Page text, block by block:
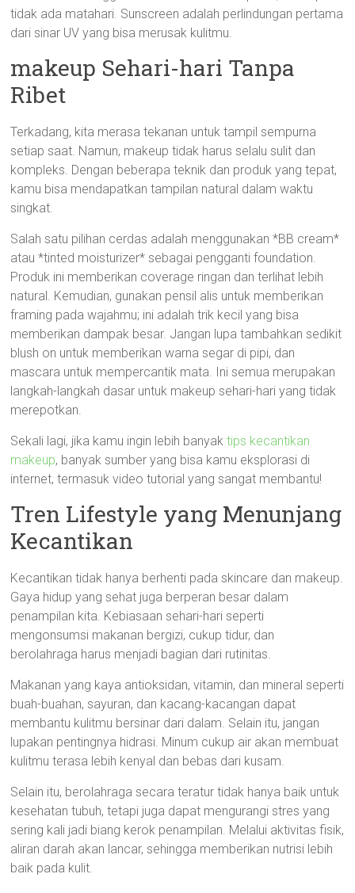
tidak ada matahari. Sunscreen adalah perlindungan pertama
dari sinar UV yang bisa merusak kulitmu.
makeup Sehari-hari Tanpa
Ribet
Terkadang, kita merasa tekanan untuk tampil sempurna
setiap saat. Namun, makeup tidak harus selalu sulit dan
kompleks. Dengan beberapa teknik dan produk yang tepat,
kamu bisa mendapatkan tampilan natural dalam waktu
singkat.
Salah satu pilihan cerdas adalah menggunakan *BB cream*
atau *tinted moisturizer* sebagai pengganti foundation.
Produk ini memberikan coverage ringan dan terlihat lebih
natural. Kemudian, gunakan pensil alis untuk memberikan
framing pada wajahmu; ini adalah trik kecil yang bisa
memberikan dampak besar. Jangan lupa tambahkan sedikit
blush on untuk memberikan warna segar di pipi, dan
mascara untuk mempercantik mata. Ini semua merupakan
langkah-langkah dasar untuk makeup sehari-hari yang tidak
merepotkan.
Sekali lagi, jika kamu ingin lebih banyaktips kecantikan
makeup, banyak sumber yang bisa kamu eksplorasi di
internet, termasuk video tutorial yang sangat membantu!
Tren Lifestyle yang Menunjang
Kecantikan
Kecantikan tidak hanya berhenti pada skincare dan makeup.
Gaya hidup yang sehat juga berperan besar dalam
penampilan kita. Kebiasaan sehari-hari seperti
mengonsumsi makanan bergizi, cukup tidur, dan
berolahraga harus menjadi bagian dari rutinitas.
Makanan yang kaya antioksidan, vitamin, dan mineral seperti
buah-buahan, sayuran, dan kacang-kacangan dapat
membantu kulitmu bersinar dari dalam. Selain itu, jangan
lupakan pentingnya hidrasi. Minum cukup air akan membuat
kulitmu terasa lebih kenyal dan bebas dari kusam.
Selain itu, berolahraga secara teratur tidak hanya baik untuk
kesehatan tubuh, tetapi juga dapat mengurangi stres yang
sering kali jadi biang kerok penampilan. Melalui aktivitas fisik,
aliran darah akan lancar, sehingga memberikan nutrisi lebih
baik pada kulit.